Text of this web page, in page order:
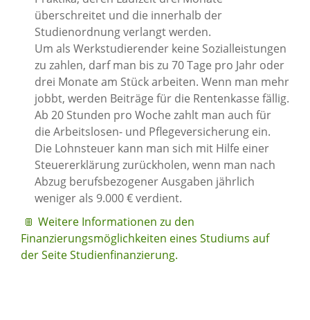
überschreitet und die innerhalb der
Studienordnung verlangt werden.
Um als Werkstudierender keine Sozialleistungen
zu zahlen, darf man bis zu 70 Tage pro Jahr oder
drei Monate am Stück arbeiten. Wenn man mehr
jobbt, werden Beiträge für die Rentenkasse fällig.
Ab 20 Stunden pro Woche zahlt man auch für
die Arbeitslosen- und Pflegeversicherung ein.
Die Lohnsteuer kann man sich mit Hilfe einer
Steuererklärung zurückholen, wenn man nach
Abzug berufsbezogener Ausgaben jährlich
weniger als 9.000 € verdient.
Weitere Informationen zu den
Finanzierungsmöglichkeiten eines Studiums auf
der Seite Studienfinanzierung.